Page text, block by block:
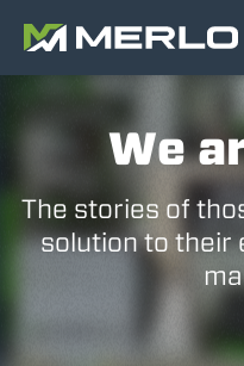
We
The stories of
solution to their